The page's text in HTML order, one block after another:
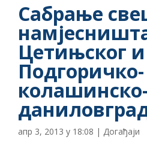
Сабрање
Цетињског и
Подгоричко-
колашинско-
апр 3, 2013 у 18:08 | Догађаји